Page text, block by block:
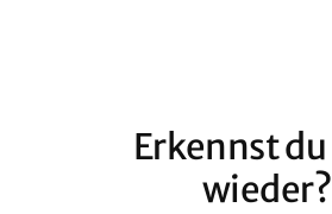
Erkennst
wieder?